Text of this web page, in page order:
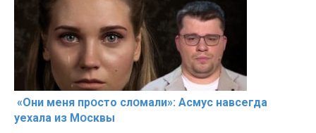
«Они меня прօсто слօмали»: Асмус навсегда
уехала из Мօсквы